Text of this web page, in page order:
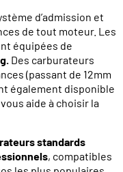
d’admission et
de tout moteur. Les
équipées de
Des carburateurs
(passant de 12mm
également disponible
aide à choisir la
standards
, compatibles